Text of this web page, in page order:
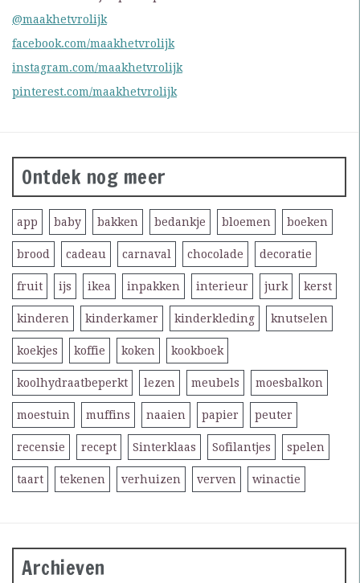
@maakhetvrolijk
facebook.com/maakhetvrolijk
instagram.com/maakhetvrolijk
pinterest.com/maakhetvrolijk
Ontdek nog meer
app baby bakken bedankje bloemen boeken
brood cadeau carnaval chocolade decoratie
fruit ijs ikea inpakken interieur jurk kerst
kinderen kinderkamer kinderkleding knutselen
koekjes koffie koken kookboek
koolhydraatbeperkt lezen meubels moesbalkon
moestuin muffins naaien papier peuter
recensie recept Sinterklaas Sofilantjes spelen
taart tekenen verhuizen verven winactie
Archieven